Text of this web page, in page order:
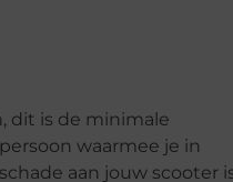
dit is de minimale
waarmee je in
aan jouw scooter